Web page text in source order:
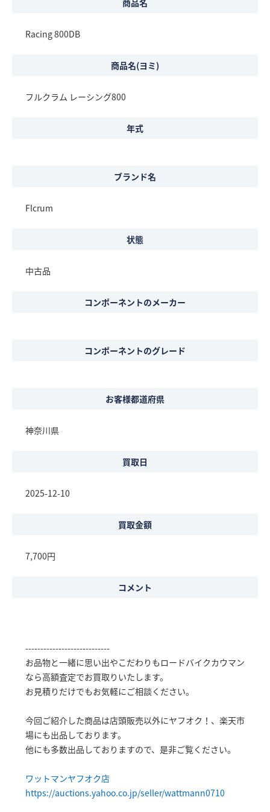
商品名
Racing 800DB
商品名(ヨミ)
フルクラム レーシング800
年式
ブランド名
Flcrum
状態
中古品
コンポーネントのメーカー
コンポーネントのグレード
お客様都道府県
神奈川県
買取日
2025-12-10
買取金額
7,700円
コメント
----------------------------
お品物と一緒に思い出やこだわりもロードバイクカウマン
なら高額査定でお買取りいたします。
お見積りだけでもお気軽にご相談ください。
今回ご紹介した商品は店頭販売以外にヤフオク！、楽天市
場にも出品しております。
他にも多数出品しておりますので、是非ご覧ください。
ワットマンヤフオク店
https://auctions.yahoo.co.jp/seller/wattmann0710